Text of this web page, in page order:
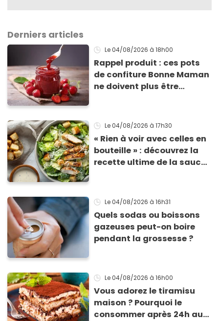
Derniers articles
Le 04/08/2026 à 18h00
Rappel produit : ces pots
de confiture Bonne Maman
ne doivent plus être
morceaux de verre
Le 04/08/2026 à 17h30
« Rien à voir avec celles en
bouteille » : découvrez la
recette ultime de la sauce
Le 04/08/2026 à 16h31
Quels sodas ou boissons
gazeuses peut-on boire
pendant la grossesse ?
Le 04/08/2026 à 16h00
Vous adorez le tiramisu
maison ? Pourquoi le
consommer après 24h au